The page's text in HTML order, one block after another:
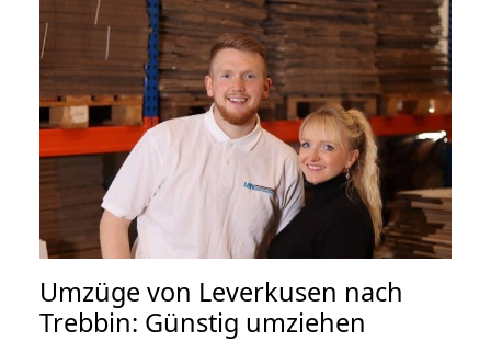
Umzüge von Leverkusen nach
Trebbin: Günstig umziehen